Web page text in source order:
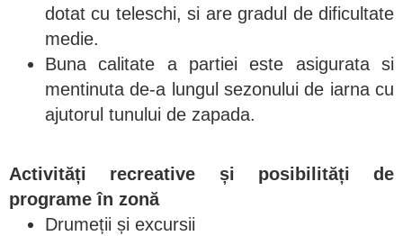
dotat cu teleschi, si are gradul de dificultate
medie.
Buna calitate a partiei este asigurata si
mentinuta de-a lungul sezonului de iarna cu
ajutorul tunului de zapada.
Activități recreative și posibilități de
programe în zonă
Drumeții și excursii